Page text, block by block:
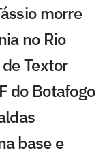
morre
no Rio
Textor
do Botafogo
base e